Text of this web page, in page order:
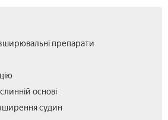
препарати
основі
судин